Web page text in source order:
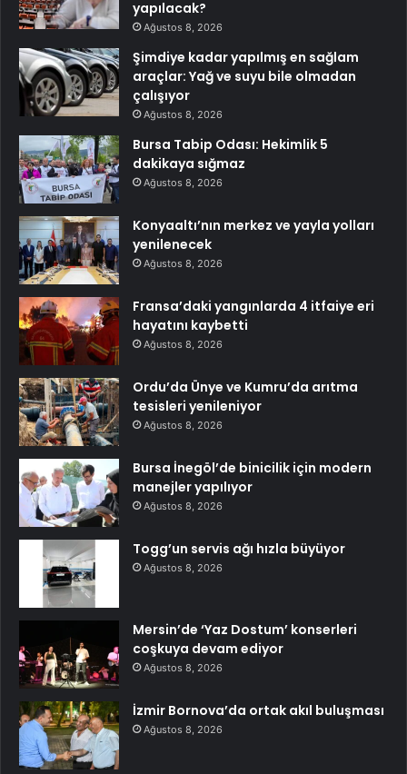
yapılacak?
Ağustos 8, 2026
Şimdiye kadar yapılmış en sağlam
araçlar: Yağ ve suyu bile olmadan
çalışıyor
Ağustos 8, 2026
Bursa Tabip Odası: Hekimlik 5
dakikaya sığmaz
Ağustos 8, 2026
Konyaaltı’nın merkez ve yayla yolları
yenilenecek
Ağustos 8, 2026
Fransa’daki yangınlarda 4 itfaiye eri
hayatını kaybetti
Ağustos 8, 2026
Ordu’da Ünye ve Kumru’da arıtma
tesisleri yenileniyor
Ağustos 8, 2026
Bursa İnegöl’de binicilik için modern
manejler yapılıyor
Ağustos 8, 2026
Togg’un servis ağı hızla büyüyor
Ağustos 8, 2026
Mersin’de ‘Yaz Dostum’ konserleri
coşkuya devam ediyor
Ağustos 8, 2026
İzmir Bornova’da ortak akıl buluşması
Ağustos 8, 2026